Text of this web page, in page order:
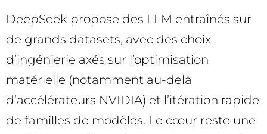
DeepSeek propose des LLM entraînés sur
de grands datasets, avec des choix
d’ingénierie axés sur l’optimisation
matérielle (notamment au-delà
d’accélérateurs NVIDIA) et l’itération rapide
de familles de modèles. Le cœur reste une